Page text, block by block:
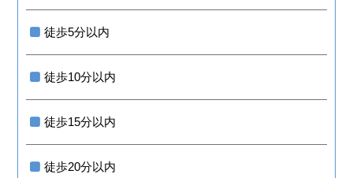
徒歩5分以内
徒歩10分以内
徒歩15分以内
徒歩20分以内